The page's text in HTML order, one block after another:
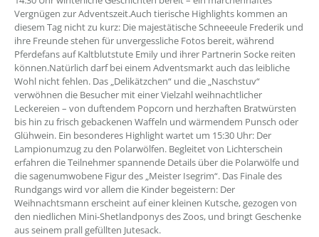
Vergnügen zur Adventszeit.Auch tierische Highlights kommen an
diesem Tag nicht zu kurz: Die majestätische Schneeeule Frederik und
ihre Freunde stehen für unvergessliche Fotos bereit, während
Pferdefans auf Kaltblutstute Emily und ihrer Partnerin Socke reiten
können.Natürlich darf bei einem Adventsmarkt auch das leibliche
Wohl nicht fehlen. Das „Delikätzchen“ und die „Naschstuv“
verwöhnen die Besucher mit einer Vielzahl weihnachtlicher
Leckereien – von duftendem Popcorn und herzhaften Bratwürsten
bis hin zu frisch gebackenen Waffeln und wärmendem Punsch oder
Glühwein. Ein besonderes Highlight wartet um 15:30 Uhr: Der
Lampionumzug zu den Polarwölfen. Begleitet von Lichterschein
erfahren die Teilnehmer spannende Details über die Polarwölfe und
die sagenumwobene Figur des „Meister Isegrim“. Das Finale des
Rundgangs wird vor allem die Kinder begeistern: Der
Weihnachtsmann erscheint auf einer kleinen Kutsche, gezogen von
den niedlichen Mini-Shetlandponys des Zoos, und bringt Geschenke
aus seinem prall gefüllten Jutesack.